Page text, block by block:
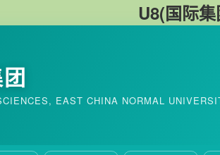
U8(国际
EAST CHINA NORMAL